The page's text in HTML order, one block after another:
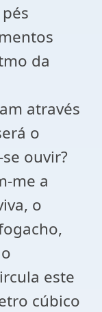
da
através
o
ouvir?
me a
o
este
cúbico